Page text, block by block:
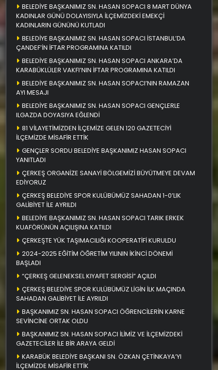
BELEDİYE BAŞKANIMIZ SN. HASAN SOPACI 8 MART DÜNYA
KADINLAR GÜNÜ DOLAYISIYLA İLÇEMİZDEKİ EMEKÇİ
KADINLARIN GÜNÜNÜ KUTLADI
BELEDİYE BAŞKANIMIZ SN. HASAN SOPACI İSTANBUL’DA
ÇANDEF’İN İFTAR PROGRAMINA KATILDI
BELEDİYE BAŞKANIMIZ SN. HASAN SOPACI ANKARA’DA
KARABÜKLÜLER VAKFI’NIN İFTAR PROGRAMINA KATILDI
BELEDİYE BAŞKANIMIZ SN. HASAN SOPACI’NIN RAMAZAN
AYI MESAJI
BELEDİYE BAŞKANIMIZ SN. HASAN SOPACI GENÇLERLE
ILGAZDA DOYASIYA EĞLENDİ
81 VİLAYETİMİZDEN İLÇEMİZE GELEN 120 GAZETECİYİ
İLÇEMİZDE MİSAFİR ETTİK
GENÇLER SORDU BELEDİYE BAŞKANIMIZ HASAN SOPACI
YANITLADI
ÇERKEŞ ORGANİZE SANAYİ BÖLGEMİZİ BÜYÜTMEYE DEVAM
EDİYORUZ
ÇERKEŞ BELEDİYE SPOR KULÜBÜMÜZ SAHADAN 1-0’LIK
GALİBİYET İLE AYRILDI
BELEDİYE BAŞKANIMIZ SN. HASAN SOPACI TARIK ERKEK
KUAFÖRÜNÜN AÇILIŞINA KATILDI
ÇERKEŞTE YÜK TAŞIMACILIĞI KOOPERATİFİ KURULDU
2024-2025 EĞİTİM ÖĞRETİM YILININ İKİNCİ DÖNEMİ
BAŞLADI
“ÇERKEŞ GELENEKSEL KIYAFET SERGİSİ” AÇILDI
ÇERKEŞ BELEDİYE SPOR KULÜBÜMÜZ LİGİN İLK MAÇINDA
SAHADAN GALİBİYET İLE AYRILDI
BAŞKANIMIZ SN. HASAN SOPACI ÖĞRENCİLERİN KARNE
SEVİNCİNE ORTAK OLDU
BAŞKANIMIZ SN. HASAN SOPACI İLİMİZ VE İLÇEMİZDEKİ
GAZETECİLER İLE BİR ARAYA GELDİ
KARABÜK BELEDİYE BAŞKANI SN. ÖZKAN ÇETİNKAYA’YI
İLÇEMİZDE MİSAFİR ETTİK